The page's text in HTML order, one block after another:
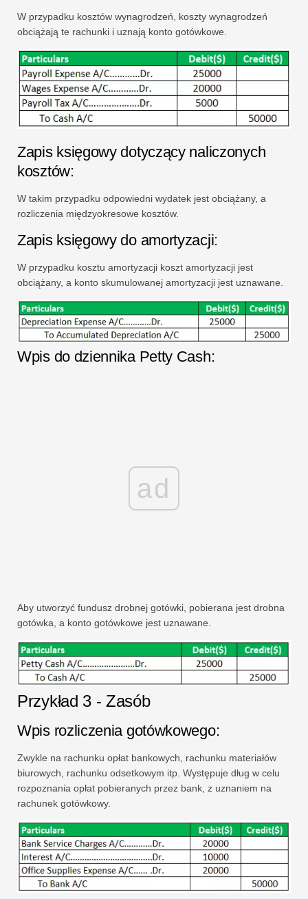
W przypadku kosztów wynagrodzeń, koszty wynagrodzeń
obciążają te rachunki i uznają konto gotówkowe.
Zapis księgowy dotyczący naliczonych
kosztów:
W takim przypadku odpowiedni wydatek jest obciążany, a
rozliczenia międzyokresowe kosztów.
Zapis księgowy do amortyzacji:
W przypadku kosztu amortyzacji koszt amortyzacji jest
obciążany, a konto skumulowanej amortyzacji jest uznawane.
Wpis do dziennika Petty Cash:
ad
Aby utworzyć fundusz drobnej gotówki, pobierana jest drobna
gotówka, a konto gotówkowe jest uznawane.
Przykład 3 - Zasób
Wpis rozliczenia gotówkowego:
Zwykle na rachunku opłat bankowych, rachunku materiałów
biurowych, rachunku odsetkowym itp. Występuje dług w celu
rozpoznania opłat pobieranych przez bank, z uznaniem na
rachunek gotówkowy.